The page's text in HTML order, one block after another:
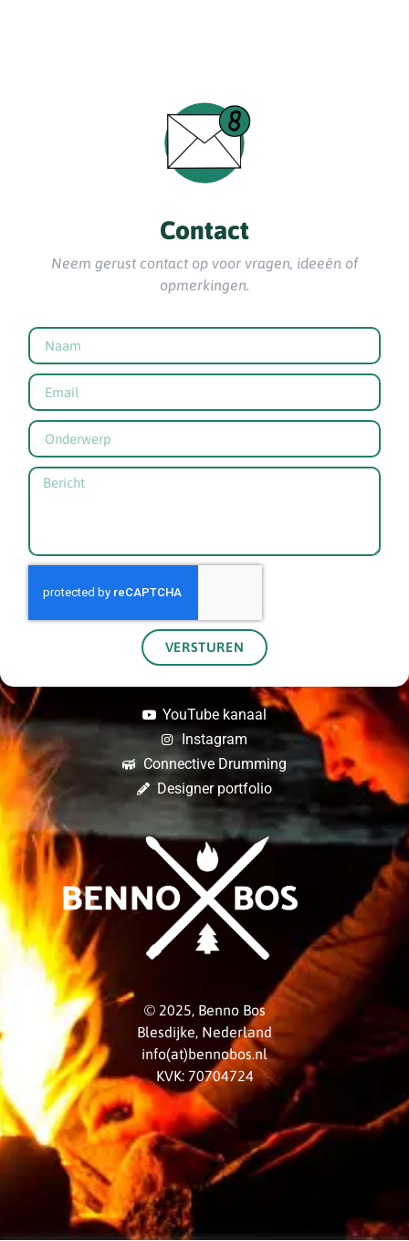
Contact
Neem gerust contact op voor vragen, ideeën of
opmerkingen.
VERSTUREN
YouTube kanaal
Instagram
Connective Drumming
Designer portfolio
© 2025, Benno Bos
Blesdijke, Nederland
info(at)bennobos.nl
KVK: 70704724